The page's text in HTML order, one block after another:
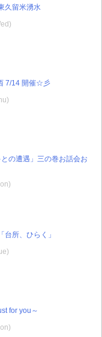
久留米湧水
7/14 開催☆彡
の遭遇」三の巻お話会お
所、ひらく」
for you～